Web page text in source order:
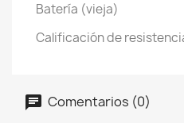
Batería (vieja)
Calificación de
Comentarios (0)